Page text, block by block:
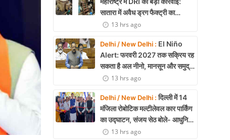
सातारा में अवैध ड्रग फैक्ट्री का
भंडाफोड़, अल्प्राजोलम और डायजेपाम
13 hrs ago
Delhi / New Delhi : El Niño
Alert: फरवरी 2027 तक सक्रिय रह
सकता है अल नीनो, मानसून और समुद्री
पारिस्थितिकी पर असर की आशंका
13 hrs ago
Delhi / New Delhi :दिल्ली में 14
मंजिला रोबोटिक मल्टीलेवल कार पार्किंग
का उद्घाटन, संजय सेठ बोले- आधुनिक
तकनीक से मिलेगी बड़ी राहत
13 hrs ago